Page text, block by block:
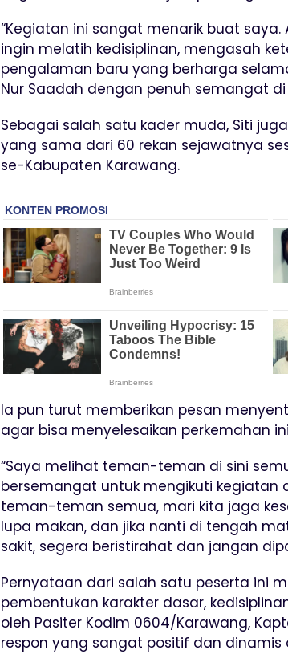
“Kegiatan ini sangat menarik buat
ingin melatih kedisiplinan, mengasah
pengalaman baru yang berharga
Nur Saadah dengan penuh semangat
Sebagai salah satu kader muda, Siti
yang sama dari 60 rekan sejawatnya
se-Kabupaten Karawang.
Ia pun turut memberikan pesan
agar bisa menyelesaikan perkemahan
“Saya melihat teman-teman di sini
bersemangat untuk mengikuti kegiatan
teman-teman semua, mari kita jaga
lupa makan, dan jika nanti di tengah
sakit, segera beristirahat dan jangan
Pernyataan dari salah satu peserta ini
pembentukan karakter dasar,
oleh Pasiter Kodim 0604/Karawang,
respon yang sangat positif dan dinamis